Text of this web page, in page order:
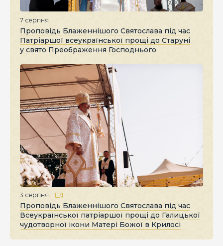
7 серпня
Проповідь Блаженнішого Святослава під час
Патріаршої всеукраїнської прощі до Старуні
у свято Преображення Господнього
3 серпня
Проповідь Блаженнішого Святослава під час
Всеукраїнської патріаршої прощі до Галицької
чудотворної ікони Матері Божої в Крилосі